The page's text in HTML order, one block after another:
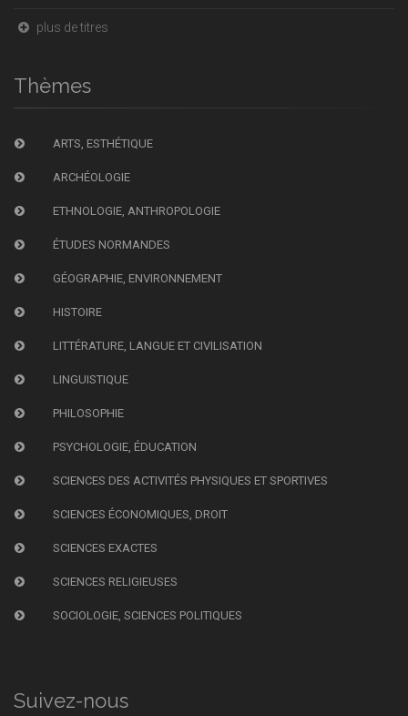
plus de titres
Thèmes
ARTS, ESTHÉTIQUE
ARCHÉOLOGIE
ETHNOLOGIE, ANTHROPOLOGIE
ÉTUDES NORMANDES
GÉOGRAPHIE, ENVIRONNEMENT
HISTOIRE
LITTÉRATURE, LANGUE ET CIVILISATION
LINGUISTIQUE
PHILOSOPHIE
PSYCHOLOGIE, ÉDUCATION
SCIENCES DES ACTIVITÉS PHYSIQUES ET SPORTIVES
SCIENCES ÉCONOMIQUES, DROIT
SCIENCES EXACTES
SCIENCES RELIGIEUSES
SOCIOLOGIE, SCIENCES POLITIQUES
Suivez-nous